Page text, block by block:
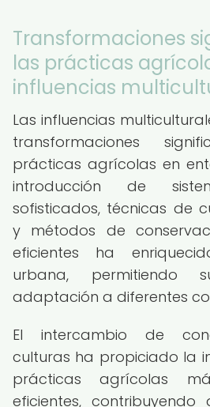
Transformaciones
las prácticas
influencias
Las influencias
transformaciones
prácticas agrícolas en
introducción de
sofisticados, técnicas de
y métodos de
eficientes ha
urbana, permitiendo
adaptación a diferentes
El intercambio de
culturas ha propiciado la
prácticas agrícolas
eficientes,